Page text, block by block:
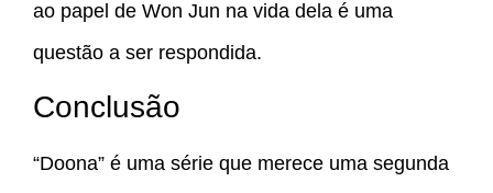
ao papel de Won Jun na vida dela é uma
questão a ser respondida.
Conclusão
“Doona” é uma série que merece uma segunda